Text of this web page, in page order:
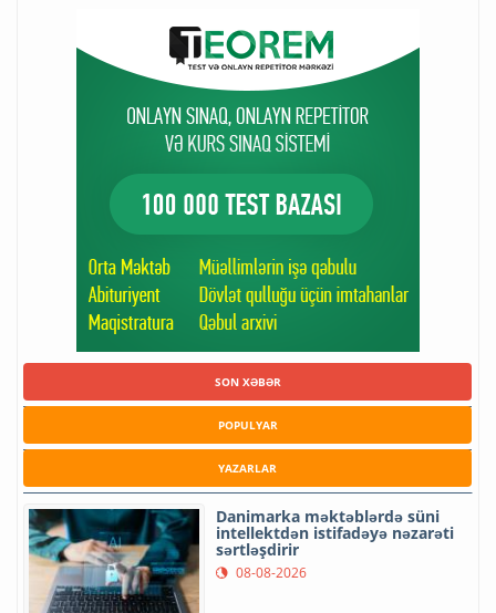
SON XƏBƏR
POPULYAR
YAZARLAR
Danimarka məktəblərdə süni
intellektdən istifadəyə nəzarəti
sərtləşdirir
08-08-2026